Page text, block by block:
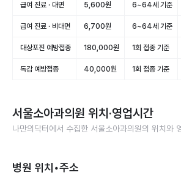
급여 진료 · 대면 5,600원 6~64세 기준
급여 진료 · 비대면 6,700원 6~64세 기준
대상포진 예방접종 180,000원 1회 접종 기준
독감 예방접종 40,000원 1회 접종 기준
서울소아과의원 위치·영업시간
나만의닥터에서 수집한 서울소아과의원의 위치와
병원 위치•주소